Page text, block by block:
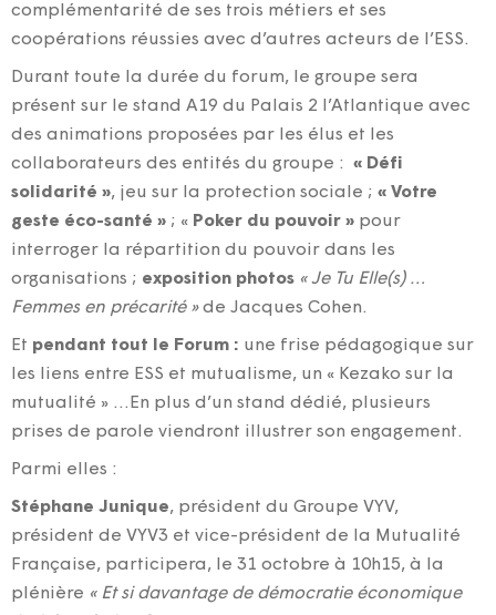
complémentarité de ses trois métiers et ses
coopérations réussies avec d’autres acteurs de l’ESS.
Durant toute la durée du forum, le groupe sera
présent sur le stand A19 du Palais 2 l’Atlantique avec
des animations proposées par les élus et les
collaborateurs des entités du groupe :
« Défi
solidarité », jeu sur la protection sociale ; « Votre
geste éco-santé » ; « Poker du pouvoir » pour
interroger la répartition du pouvoir dans les
organisations ; exposition photos « Je Tu Elle(s) …
Femmes en précarité »de Jacques Cohen.
Et pendant tout le Forum : une frise pédagogique sur
les liens entre ESS et mutualisme, un « Kezako sur la
mutualité » …En plus d’un stand dédié, plusieurs
prises de parole viendront illustrer son engagement.
Parmi elles :
Stéphane Junique, président du Groupe VYV,
président de VYV3 et vice-président de la Mutualité
Française, participera, le 31 octobre à 10h15, à la
plénière « Et si davantage de démocratie économique